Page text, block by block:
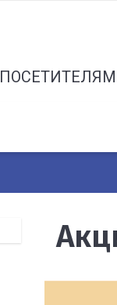
ПОСЕТИТЕЛЯМ